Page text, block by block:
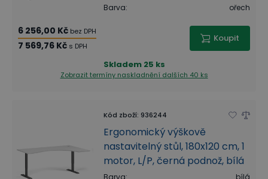
Barva: ořech
6 256,00 Kč bez DPH
7 569,76 Kč s DPH
Koupit
Skladem 25 ks
Zobrazit termíny naskladnění dalších 40 ks
Kód zboží: 936244
Ergonomický výškově
nastavitelný stůl, 180x120 cm, 1
motor, L/P, černá podnož, bílá
Barva: bílá